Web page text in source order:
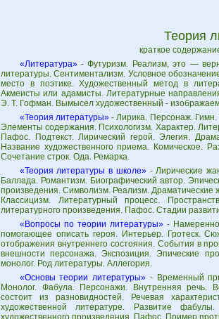
Теория
краткое
«Литература»- Футуризм. Реализм, это —
литературы. Сентиментализм. Условное
место в поэтике. Художественный метод в
Акмеисты или адамисты. Литературные
Э. Т. Гофман. Вымысел художественный -
«Теория литературы»- Лирика. Персонаж. Гимн.
Элементы содержания. Психологизм. Характер.
Пафос. Подтекст. Лирический герой. Элегия.
Название художественного приема. Комическое.
Сочетание строк. Ода. Ремарка.
«Теория литературы в школе»- Лирические
Баллада. Романтизм. Биографический автор.
произведения. Символизм. Реализм.
Классицизм. Литературный процесс.
литературного произведения. Пафос. Стадии
«Вопросы по теории литературы» -
помогающее описать героя. Интерьер. Гротеск.
отображения внутреннего состояния. События в
внешности персонажа. Экспозиция. Эпические
монолог. Род литературы. Аллегория.
«Основы теории литературы» - Временный
Монолог. Фабула. Персонажи. Внутренняя
состоит из разновидностей. Речевая
художественной литературе. Развитие
художественного произведения. Пафос. Пример